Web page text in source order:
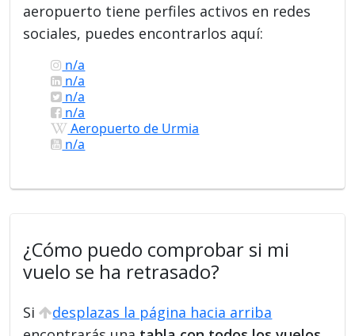
aeropuerto tiene perfiles activos en redes
sociales, puedes encontrarlos aquí:
n/a
n/a
n/a
n/a
Aeropuerto de Urmia
n/a
¿Cómo puedo comprobar si mi
vuelo se ha retrasado?
Si
desplazas la página hacia arriba